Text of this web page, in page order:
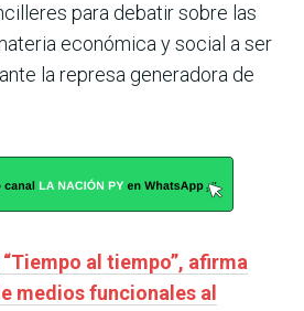
para debatir sobre las
económica y social a ser
la represa generadora de
al tiempo”, afirma
medios funcionales al